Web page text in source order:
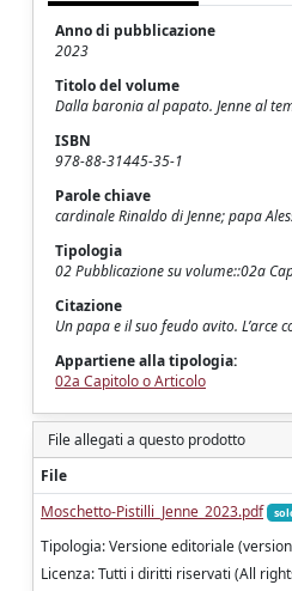
Anno di pubblicazione
2023
Titolo del volume
Dalla baronia al papato. Jenne al
ISBN
978-88-31445-35-1
Parole chiave
cardinale Rinaldo di Jenne; papa
Tipologia
02 Pubblicazione su volume::02a
Citazione
Un papa e il suo feudo avito. L’arce
Appartiene alla tipologia:
02a Capitolo o Articolo
File allegati a questo prodotto
File
Moschetto-Pistilli_Jenne_2023.pdf
Tipologia: Versione editoriale
Licenza: Tutti i diritti riservati (All